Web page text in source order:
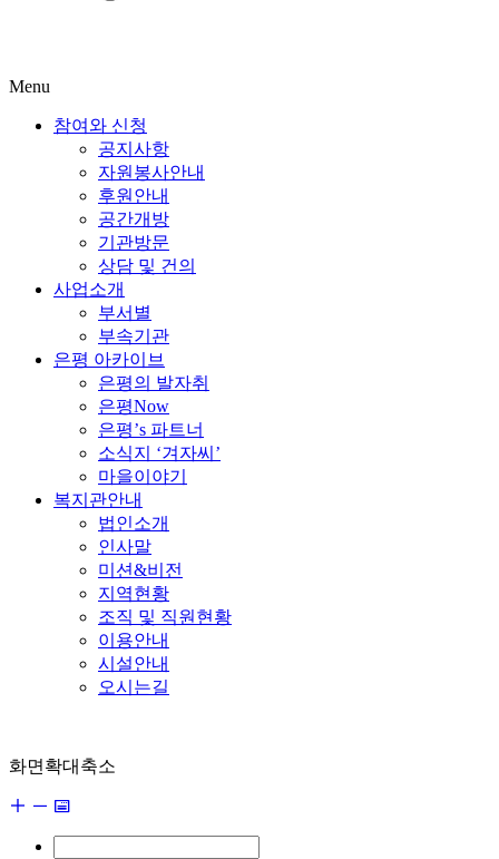
Menu
참여와 신청
공지사항
자원봉사안내
후원안내
공간개방
기관방문
상담 및 건의
사업소개
부서별
부속기관
은평 아카이브
은평의 발자취
은평Now
은평’s 파트너
소식지 ‘겨자씨’
마을이야기
복지관안내
법인소개
인사말
미션&비전
지역현황
조직 및 직원현황
이용안내
시설안내
오시는길
화면확대축소